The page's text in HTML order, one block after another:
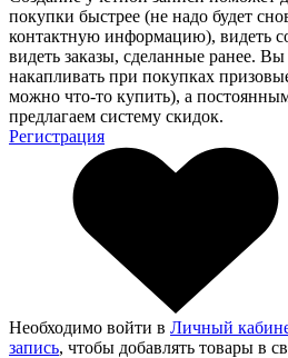
покупки быстрее (не надо будет
контактную информацию), видеть
видеть заказы, сделанные ранее.
накапливать при покупках
можно что-то купить), а
предлагаем систему скидок.
Регистрация
Необходимо войти в Личный
запись, чтобы добавлять товары в